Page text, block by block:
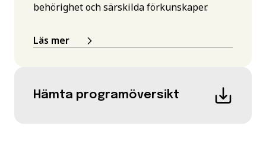
behörighet och särskilda förkunskaper.
Läs mer
Hämta programöversikt